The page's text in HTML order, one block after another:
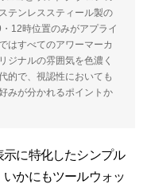
テンレススティール製の
12時位置のみがアプライ
はすべてのアワーマーカ
ジナルの雰囲気を色濃く
的で、視認性においても
みが分かれるポイントか
に特化したシンプル
かにもツールウォッ